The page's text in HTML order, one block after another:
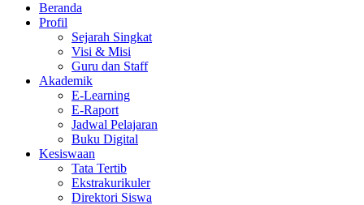
Beranda
Profil
Sejarah Singkat
Visi & Misi
Guru dan Staff
Akademik
E-Learning
E-Raport
Jadwal Pelajaran
Buku Digital
Kesiswaan
Tata Tertib
Ekstrakurikuler
Direktori Siswa